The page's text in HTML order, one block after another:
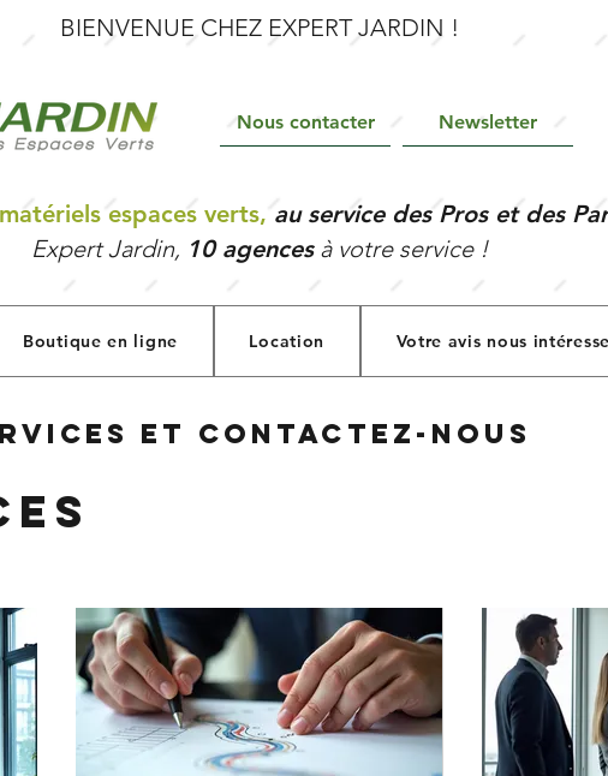
BIENVENUE CHEZ EXPERT JARDIN !
Nous contacter Newsletter
espaces verts, au service des Pros et des
Expert Jardin, 10 agencesà votre service !
Boutique en ligne Location Votre avis nous intéresse
et contactez-nous